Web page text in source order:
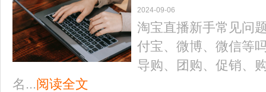
2024-09-06
淘宝直播新手常见问
付宝、微博、微信等
导购、团购、促销、
名...阅读全文